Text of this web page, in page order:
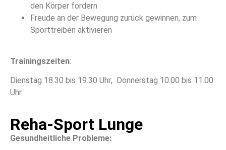
den Körper fördern
Freude an der Bewegung zurück gewinnen, zum
Sporttreiben aktivieren
Trainingszeiten:
Dienstag 18.30 bis 19.30 Uhr; Donnerstag 10.00 bis 11.00
Uhr
Reha-Sport Lunge
Gesundheitliche Probleme: